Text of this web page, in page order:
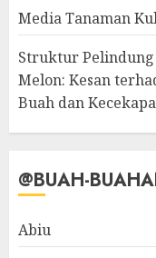
Media Tanaman
Struktur Pelindung
Melon: Kesan
Buah dan
@BUAH-
Abiu